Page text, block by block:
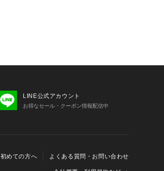
LINE公式アカウント
お得なセール・クーポン情報配信中
初めての方へ よくある質問・お問い合わせ